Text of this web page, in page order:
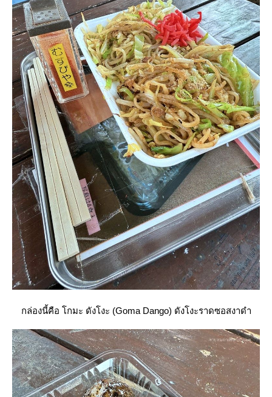
กล่องนี้คือ โกมะ ดังโงะ (Goma Dango) ดังโงะราดซอสงาดำ